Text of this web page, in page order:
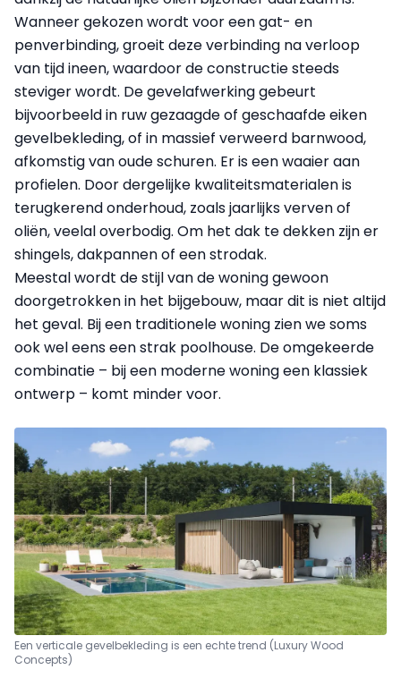
Wanneer gekozen wordt voor een gat- en
penverbinding, groeit deze verbinding na verloop
van tijd ineen, waardoor de constructie steeds
steviger wordt. De gevel­afwerking gebeurt
bijvoorbeeld in ruw gezaagde of geschaafde eiken
gevelbekleding, of in massief verweerd barnwood,
afkomstig van oude schuren. Er is een waaier aan
profielen. Door dergelijke kwaliteitsmaterialen is
terugkerend onderhoud, zoals jaarlijks verven of
oliën, veelal overbodig. Om het dak te dekken zijn er
shingels, dakpannen of een strodak.
Meestal wordt de stijl van de woning gewoon
doorgetrokken in het bijgebouw, maar dit is niet altijd
het geval. Bij een traditionele woning zien we soms
ook wel eens een strak poolhouse. De omgekeerde
combinatie – bij een moderne woning een klassiek
ontwerp – komt minder voor.
Een verticale gevelbekleding is een echte trend (Luxury Wood
Concepts)